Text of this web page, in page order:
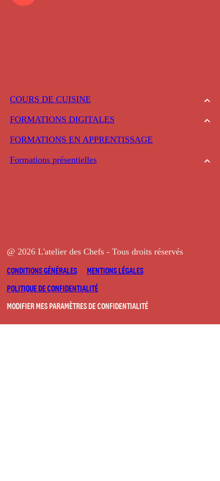
COURS DE CUISINE
FORMATIONS DIGITALES
FORMATIONS EN APPRENTISSAGE
Formations présentielles
@ 2026 L'atelier des Chefs - Tous droits réservés
CONDITIONS GÉNÉRALES
MENTIONS LÉGALES
POLITIQUE DE CONFIDENTIALITÉ
MODIFIER MES PARAMÈTRES DE CONFIDENTIALITÉ